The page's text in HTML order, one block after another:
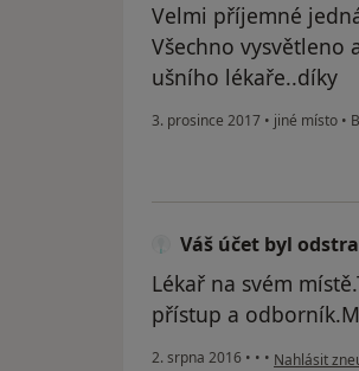
Velmi příjemné
Všechno vysvětleno
ušního lékaře..díky
3. prosince 2017 • jiné místo •
Váš účet byl
Lékař na svém
přístup a
2. srpna 2016 • • • podle
Nahlásit